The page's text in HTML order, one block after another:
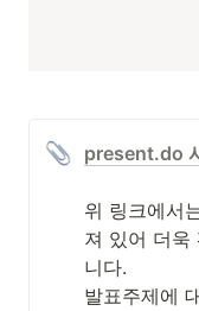
present.do
위 링크에서
져 있어 더욱
니다.
발표주제에